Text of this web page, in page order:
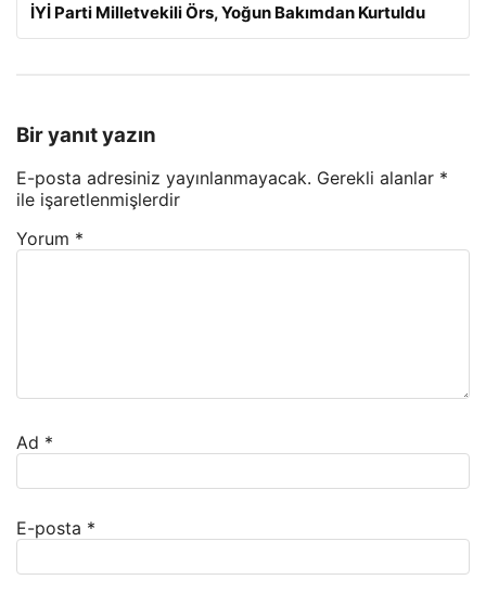
İYİ Parti Milletvekili Örs, Yoğun Bakımdan Kurtuldu
Bir yanıt yazın
E-posta adresiniz yayınlanmayacak. Gerekli alanlar *
ile işaretlenmişlerdir
Yorum *
Ad *
E-posta *